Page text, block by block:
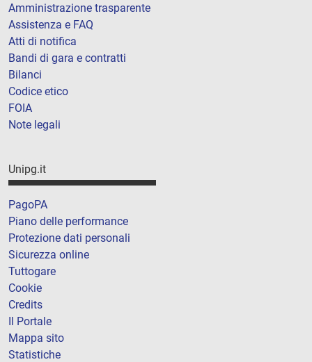
Amministrazione trasparente
Assistenza e FAQ
Atti di notifica
Bandi di gara e contratti
Bilanci
Codice etico
FOIA
Note legali
Unipg.it
PagoPA
Piano delle performance
Protezione dati personali
Sicurezza online
Tuttogare
Cookie
Credits
Il Portale
Mappa sito
Statistiche